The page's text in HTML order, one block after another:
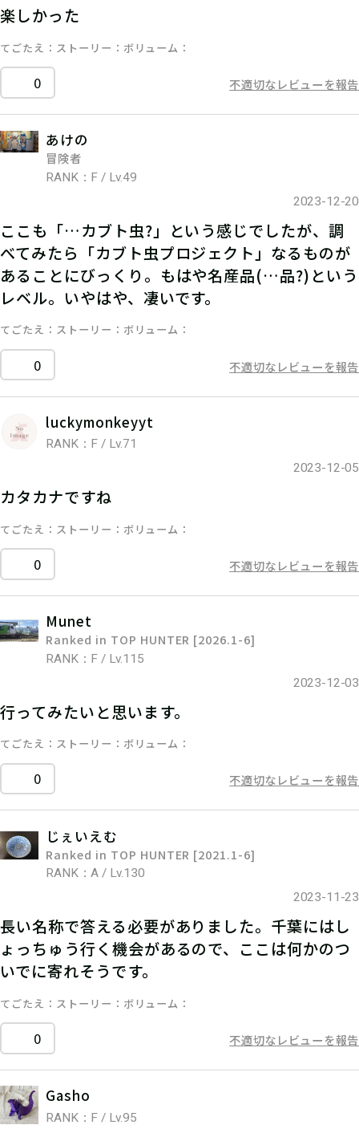
楽しかった
てごたえ ストーリー ボリューム
0 不適切なレビューを報告
あけの
冒険者
RANK：F / Lv.49
2023-12-20
ここも「…カブト虫?」という感じでしたが、調
べてみたら「カブト虫プロジェクト」なるものが
あることにびっくり。もはや名産品(…品?)という
レベル。いやはや、凄いです。
てごたえ ストーリー ボリューム
0 不適切なレビューを報告
luckymonkeyyt
RANK：F / Lv.71
2023-12-05
カタカナですね
てごたえ ストーリー ボリューム
0 不適切なレビューを報告
Munet
Ranked in TOP HUNTER [2026.1-6]
RANK：F / Lv.115
2023-12-03
行ってみたいと思います。
てごたえ ストーリー ボリューム
0 不適切なレビューを報告
じぇいえむ
Ranked in TOP HUNTER [2021.1-6]
RANK：A / Lv.130
2023-11-23
長い名称で答える必要がありました。千葉にはし
ょっちゅう行く機会があるので、ここは何かのつ
いでに寄れそうです。
てごたえ ストーリー ボリューム
0 不適切なレビューを報告
Gasho
RANK：F / Lv.95